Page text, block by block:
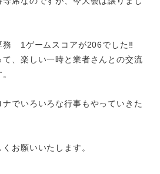
務 1ゲームスコアが206でした‼
、楽しい一時と業者さんとの交流
でいろいろな行事もやっていきた
お願いいたします。